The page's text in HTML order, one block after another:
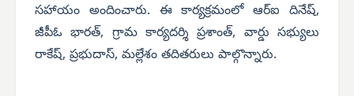
సహాయం అందించారు. ఈ కార్యక్రమంలో ఆర్‌ఐ దినేష్,
జీపీఓ భారత్, గ్రామ కార్యదర్శి ప్రశాంత్, వార్డు సభ్యులు
రాకేష్, ప్రభుదాస్, మల్లేశం తదితరులు పాల్గొన్నారు.